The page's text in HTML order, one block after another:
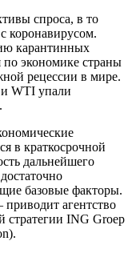
спроса, в то
коронавирусом.
карантинных
экономике страны
рецессии в мире.
WTI упали
в краткосрочной
дальнейшего
базовые факторы.
агентство
стратегии ING Groep